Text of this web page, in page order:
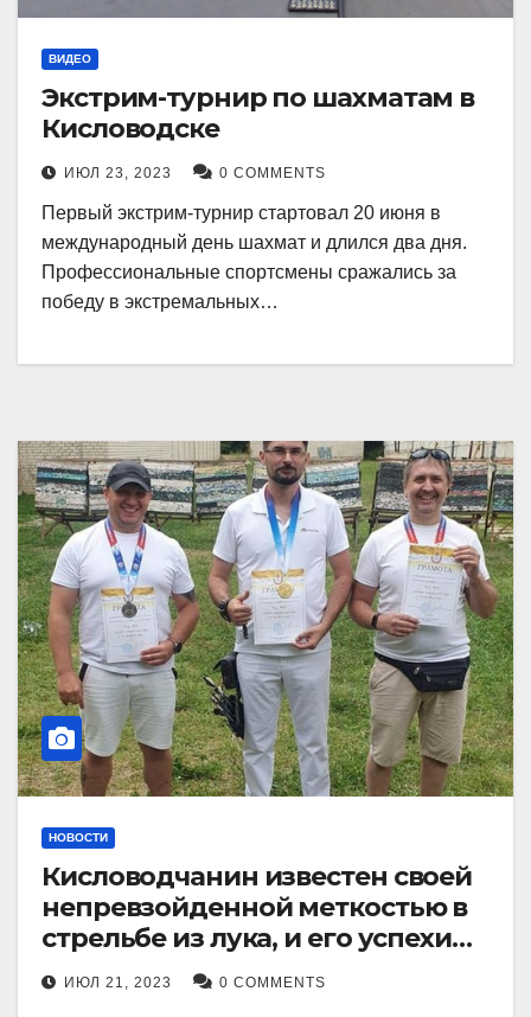
ВИДЕО
Экстрим-турнир по шахматам в
Кисловодске
ИЮЛ 23, 2023 0 COMMENTS
Первый экстрим-турнир стартовал 20 июня в
международный день шахмат и длился два дня.
Профессиональные спортсмены сражались за
победу в экстремальных…
НОВОСТИ
Кисловодчанин известен своей
непревзойденной меткостью в
стрельбе из лука, и его успехи
прославили его в
Ставропольском крае.
ИЮЛ 21, 2023 0 COMMENTS